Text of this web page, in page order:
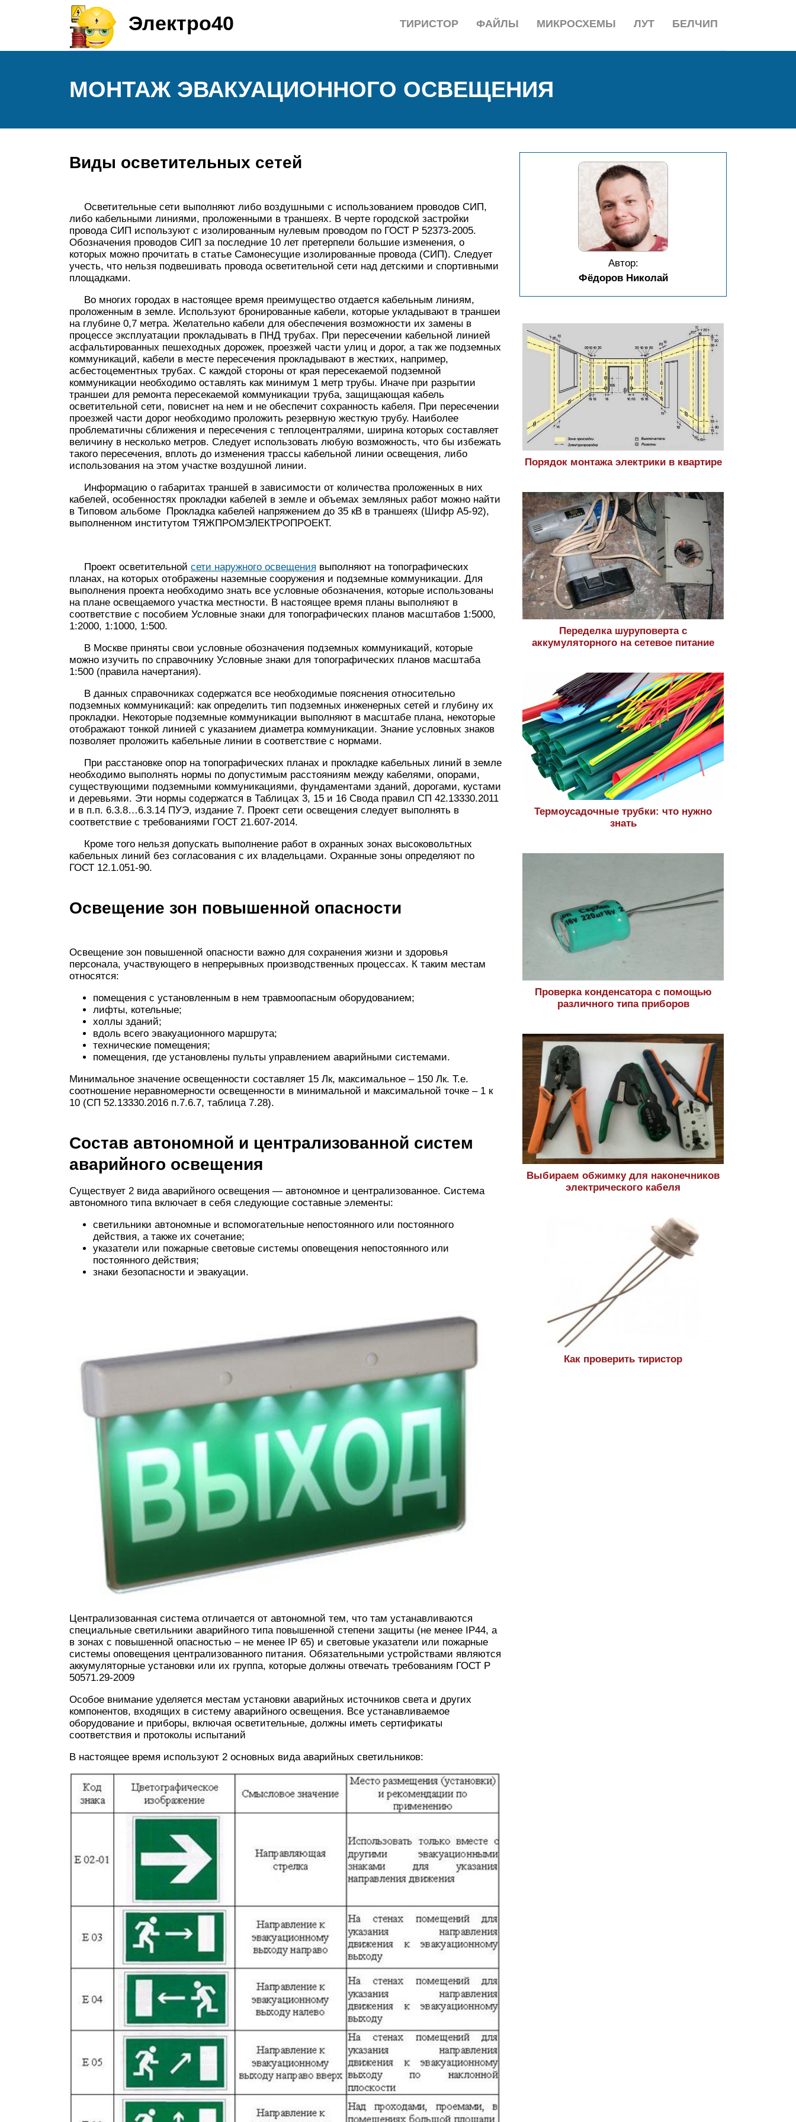
Электро40 БЕЛЧИП
ЛУТ
МИКРОСХЕМЫ
ФАЙЛЫ
ТИРИСТОР
МОНТАЖ ЭВАКУАЦИОННОГО ОСВЕЩЕНИЯ
Виды осветительных сетей
Осветительные сети выполняют либо воздушными с использованием проводов СИП,
либо кабельными линиями, проложенными в траншеях. В черте городской застройки
провода СИП используют с изолированным нулевым проводом по ГОСТ Р 52373-2005.
Обозначения проводов СИП за последние 10 лет претерпели большие изменения, о
которых можно прочитать в статье Самонесущие изолированные провода (СИП). Следует
учесть, что нельзя подвешивать провода осветительной сети над детскими и спортивными
площадками.
Во многих городах в настоящее время преимущество отдается кабельным линиям,
проложенным в земле. Используют бронированные кабели, которые укладывают в траншеи
на глубине 0,7 метра. Желательно кабели для обеспечения возможности их замены в
процессе эксплуатации прокладывать в ПНД трубах. При пересечении кабельной линией
асфальтированных пешеходных дорожек, проезжей части улиц и дорог, а так же подземных
коммуникаций, кабели в месте пересечения прокладывают в жестких, например,
асбестоцементных трубах. С каждой стороны от края пересекаемой подземной
коммуникации необходимо оставлять как минимум 1 метр трубы. Иначе при разрытии
траншеи для ремонта пересекаемой коммуникации труба, защищающая кабель
осветительной сети, повиснет на нем и не обеспечит сохранность кабеля. При пересечении
проезжей части дорог необходимо проложить резервную жесткую трубу. Наиболее
проблематичны сближения и пересечения с теплоцентралями, ширина которых составляет
величину в несколько метров. Следует использовать любую возможность, что бы избежать
такого пересечения, вплоть до изменения трассы кабельной линии освещения, либо
использования на этом участке воздушной линии.
Информацию о габаритах траншей в зависимости от количества проложенных в них
кабелей, особенностях прокладки кабелей в земле и объемах земляных работ можно найти
в Типовом альбоме Прокладка кабелей напряжением до 35 кВ в траншеях (Шифр А5-92),
выполненном институтом ТЯЖПРОМЭЛЕКТРОПРОЕКТ.
Проект осветительной сети наружного освещения выполняют на топографических
планах, на которых отображены наземные сооружения и подземные коммуникации. Для
выполнения проекта необходимо знать все условные обозначения, которые использованы
на плане освещаемого участка местности. В настоящее время планы выполняют в
соответствие с пособием Условные знаки для топографических планов масштабов 1:5000,
1:2000, 1:1000, 1:500.
В Москве приняты свои условные обозначения подземных коммуникаций, которые
можно изучить по справочнику Условные знаки для топографических планов масштаба
1:500 (правила начертания).
В данных справочниках содержатся все необходимые пояснения относительно
подземных коммуникаций: как определить тип подземных инженерных сетей и глубину их
прокладки. Некоторые подземные коммуникации выполняют в масштабе плана, некоторые
отображают тонкой линией с указанием диаметра коммуникации. Знание условных знаков
позволяет проложить кабельные линии в соответствие с нормами.
При расстановке опор на топографических планах и прокладке кабельных линий в земле
необходимо выполнять нормы по допустимым расстояниям между кабелями, опорами,
существующими подземными коммуникациями, фундаментами зданий, дорогами, кустами
и деревьями. Эти нормы содержатся в Таблицах 3, 15 и 16 Свода правил СП 42.13330.2011
и в п.п. 6.3.8…6.3.14 ПУЭ, издание 7. Проект сети освещения следует выполнять в
соответствие с требованиями ГОСТ 21.607-2014.
Кроме того нельзя допускать выполнение работ в охранных зонах высоковольтных
кабельных линий без согласования с их владельцами. Охранные зоны определяют по
ГОСТ 12.1.051-90.
Освещение зон повышенной опасности
Освещение зон повышенной опасности важно для сохранения жизни и здоровья
персонала, участвующего в непрерывных производственных процессах. К таким местам
относятся:
помещения с установленным в нем травмоопасным оборудованием;
лифты, котельные;
холлы зданий;
вдоль всего эвакуационного маршрута;
технические помещения;
помещения, где установлены пульты управлением аварийными системами.
Минимальное значение освещенности составляет 15 Лк, максимальное – 150 Лк. Т.е.
соотношение неравномерности освещенности в минимальной и максимальной точке – 1 к
10 (СП 52.13330.2016 п.7.6.7, таблица 7.28).
Состав автономной и централизованной систем
аварийного освещения
Существует 2 вида аварийного освещения — автономное и централизованное. Система
автономного типа включает в себя следующие составные элементы:
светильники автономные и вспомогательные непостоянного или постоянного
действия, а также их сочетание;
указатели или пожарные световые системы оповещения непостоянного или
постоянного действия;
знаки безопасности и эвакуации.
Централизованная система отличается от автономной тем, что там устанавливаются
специальные светильники аварийного типа повышенной степени защиты (не менее IP44, а
в зонах с повышенной опасностью – не менее IP 65) и световые указатели или пожарные
системы оповещения централизованного питания. Обязательными устройствами являются
аккумуляторные установки или их группа, которые должны отвечать требованиям ГОСТ Р
50571.29-2009
Особое внимание уделяется местам установки аварийных источников света и других
компонентов, входящих в систему аварийного освещения. Все устанавливаемое
оборудование и приборы, включая осветительные, должны иметь сертификаты
соответствия и протоколы испытаний
В настоящее время используют 2 основных вида аварийных светильников:
Автор:
Фёдоров Николай
Порядок монтажа электрики в квартире
Переделка шуруповерта с
аккумуляторного на сетевое питание
Термоусадочные трубки: что нужно
знать
Проверка конденсатора с помощью
различного типа приборов
Выбираем обжимку для наконечников
электрического кабеля
Как проверить тиристор